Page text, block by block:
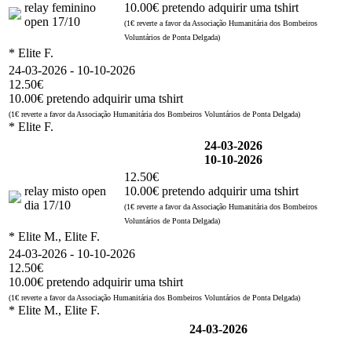
relay feminino
open 17/10
10.00€ pretendo adquirir uma tshirt
(1€ reverte a favor da Associação Humanitária dos Bombeiros
Voluntários de Ponta Delgada)
* Elite F.
24-03-2026 - 10-10-2026
12.50€
10.00€ pretendo adquirir uma tshirt
(1€ reverte a favor da Associação Humanitária dos Bombeiros Voluntários de Ponta Delgada)
* Elite F.
24-03-2026
10-10-2026
relay misto open
dia 17/10
12.50€
10.00€ pretendo adquirir uma tshirt
(1€ reverte a favor da Associação Humanitária dos Bombeiros
Voluntários de Ponta Delgada)
* Elite M., Elite F.
24-03-2026 - 10-10-2026
12.50€
10.00€ pretendo adquirir uma tshirt
(1€ reverte a favor da Associação Humanitária dos Bombeiros Voluntários de Ponta Delgada)
* Elite M., Elite F.
24-03-2026